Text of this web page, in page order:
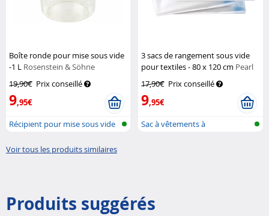
Boîte ronde pour mise sous vide
-1 L Rosenstein & Söhne
19,90€ Prix conseillé
9,95€
Récipient pour mise sous vide
3 sacs de rangement sous vide
pour textiles - 80 x 120 cm Pearl
17,90€ Prix conseillé
9,95€
Sac à vêtements à
Voir tous les produits similaires
Produits suggérés